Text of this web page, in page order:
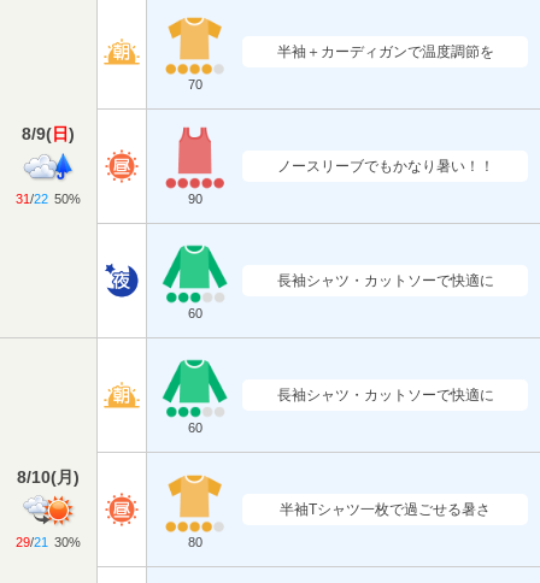
8/9(日)
31/22 50%
70
半袖＋カーディガンで温度調節を
90
ノースリーブでもかなり暑い！！
60
長袖シャツ・カットソーで快適に
8/10(月 )
29/21 30%
60
長袖シャツ・カットソーで快適に
80
半袖Tシャツ一枚で過ごせる暑さ